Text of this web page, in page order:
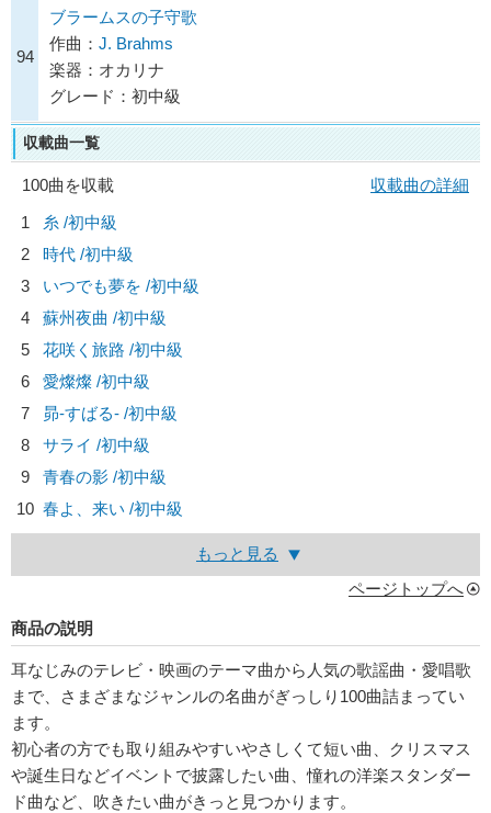
94
ブラームスの子守歌
作曲： J. Brahms
楽器：オカリナ
グレード：初中級
収載曲一覧
100曲を収載
収載曲の詳細
1
糸 /初中級
2
時代 /初中級
3
いつでも夢を /初中級
4
蘇州夜曲 /初中級
5
花咲く旅路 /初中級
6
愛燦燦 /初中級
7
昴-すばる- /初中級
8
サライ /初中級
9
青春の影 /初中級
10 春よ、来い /初中級
もっと見る
ページトップへ
商品の説明
耳なじみのテレビ・映画のテーマ曲から人気の歌謡曲・愛唱歌
まで、さまざまなジャンルの名曲がぎっしり100曲詰まってい
ます。
初心者の方でも取り組みやすいやさしくて短い曲、クリスマス
や誕生日などイベントで披露したい曲、憧れの洋楽スタンダー
ド曲など、吹きたい曲がきっと見つかります。